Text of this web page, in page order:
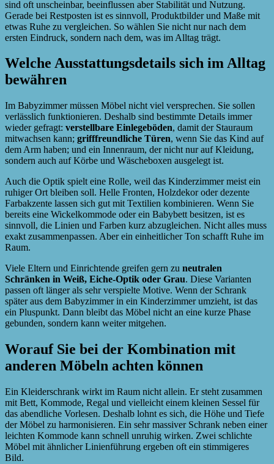
sind oft unscheinbar, beeinflussen aber Stabilität und Nutzung.
Gerade bei Restposten ist es sinnvoll, Produktbilder und Maße mit
etwas Ruhe zu vergleichen. So wählen Sie nicht nur nach dem
ersten Eindruck, sondern nach dem, was im Alltag trägt.
Welche Ausstattungsdetails sich im Alltag
bewähren
Im Babyzimmer müssen Möbel nicht viel versprechen. Sie sollen
verlässlich funktionieren. Deshalb sind bestimmte Details immer
wieder gefragt: verstellbare Einlegeböden, damit der Stauraum
mitwachsen kann; grifffreundliche Türen, wenn Sie das Kind auf
dem Arm haben; und ein Innenraum, der nicht nur auf Kleidung,
sondern auch auf Körbe und Wäscheboxen ausgelegt ist.
Auch die Optik spielt eine Rolle, weil das Kinderzimmer meist ein
ruhiger Ort bleiben soll. Helle Fronten, Holzdekor oder dezente
Farbakzente lassen sich gut mit Textilien kombinieren. Wenn Sie
bereits eine Wickelkommode oder ein Babybett besitzen, ist es
sinnvoll, die Linien und Farben kurz abzugleichen. Nicht alles muss
exakt zusammenpassen. Aber ein einheitlicher Ton schafft Ruhe im
Raum.
Viele Eltern und Einrichtende greifen gern zu neutralen
Schränken in Weiß, Eiche-Optik oder Grau. Diese Varianten
passen oft länger als sehr verspielte Motive. Wenn der Schrank
später aus dem Babyzimmer in ein Kinderzimmer umzieht, ist das
ein Pluspunkt. Dann bleibt das Möbel nicht an eine kurze Phase
gebunden, sondern kann weiter mitgehen.
Worauf Sie bei der Kombination mit
anderen Möbeln achten können
Ein Kleiderschrank wirkt im Raum nicht allein. Er steht zusammen
mit Bett, Kommode, Regal und vielleicht einem kleinen Sessel für
das abendliche Vorlesen. Deshalb lohnt es sich, die Höhe und Tiefe
der Möbel zu harmonisieren. Ein sehr massiver Schrank neben einer
leichten Kommode kann schnell unruhig wirken. Zwei schlichte
Möbel mit ähnlicher Linienführung ergeben oft ein stimmigeres
Bild.